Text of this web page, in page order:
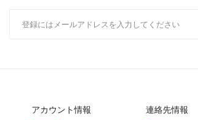
アカウント情報 連絡先情報